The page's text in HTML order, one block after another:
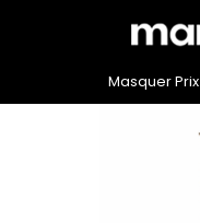
Masquer Prix